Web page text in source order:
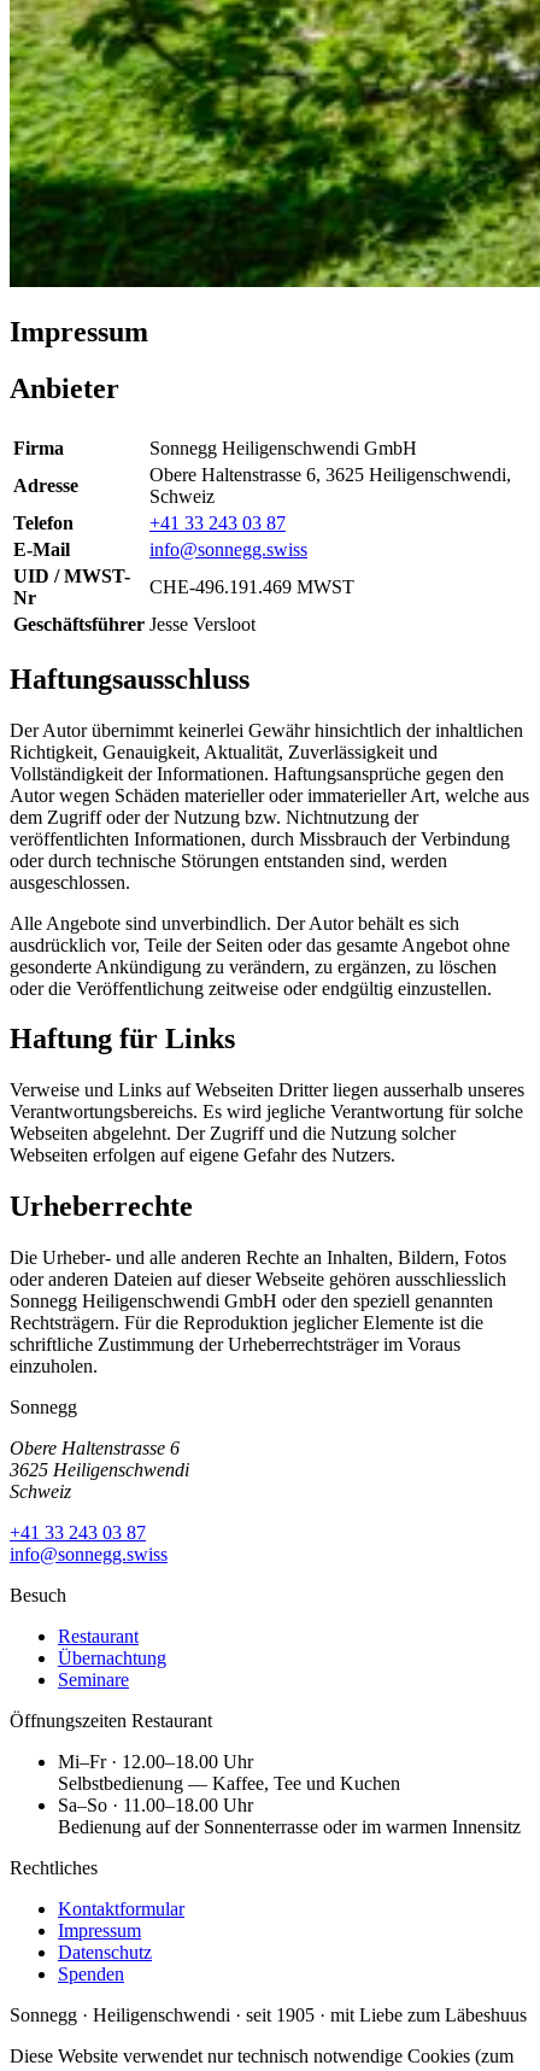
Impressum
Anbieter
Firma
Sonnegg Heiligenschwendi GmbH
Adresse
Obere Haltenstrasse 6, 3625 Heiligenschwendi,
Schweiz
Telefon
+41 33 243 03 87
E-Mail
info@sonnegg.swiss
UID / MWST-
Nr
CHE-496.191.469 MWST
Geschäftsführer Jesse Versloot
Haftungsausschluss
Der Autor übernimmt keinerlei Gewähr hinsichtlich der inhaltlichen
Richtigkeit, Genauigkeit, Aktualität, Zuverlässigkeit und
Vollständigkeit der Informationen. Haftungsansprüche gegen den
Autor wegen Schäden materieller oder immaterieller Art, welche aus
dem Zugriff oder der Nutzung bzw. Nichtnutzung der
veröffentlichten Informationen, durch Missbrauch der Verbindung
oder durch technische Störungen entstanden sind, werden
ausgeschlossen.
Alle Angebote sind unverbindlich. Der Autor behält es sich
ausdrücklich vor, Teile der Seiten oder das gesamte Angebot ohne
gesonderte Ankündigung zu verändern, zu ergänzen, zu löschen
oder die Veröffentlichung zeitweise oder endgültig einzustellen.
Haftung für Links
Verweise und Links auf Webseiten Dritter liegen ausserhalb unseres
Verantwortungsbereichs. Es wird jegliche Verantwortung für solche
Webseiten abgelehnt. Der Zugriff und die Nutzung solcher
Webseiten erfolgen auf eigene Gefahr des Nutzers.
Urheberrechte
Die Urheber- und alle anderen Rechte an Inhalten, Bildern, Fotos
oder anderen Dateien auf dieser Webseite gehören ausschliesslich
Sonnegg Heiligenschwendi GmbH oder den speziell genannten
Rechtsträgern. Für die Reproduktion jeglicher Elemente ist die
schriftliche Zustimmung der Urheberrechtsträger im Voraus
einzuholen.
Sonnegg
Obere Haltenstrasse 6
3625 Heiligenschwendi
Schweiz
+41 33 243 03 87
info@sonnegg.swiss
Besuch
Restaurant
Übernachtung
Seminare
Öffnungszeiten Restaurant
Mi–Fr · 12.00–18.00 Uhr
Selbstbedienung — Kaffee, Tee und Kuchen
Sa–So · 11.00–18.00 Uhr
Bedienung auf der Sonnenterrasse oder im warmen Innensitz
Rechtliches
Kontaktformular
Impressum
Datenschutz
Spenden
Sonnegg · Heiligenschwendi · seit 1905 · mit Liebe zum Läbeshuus
Diese Website verwendet nur technisch notwendige Cookies (zum